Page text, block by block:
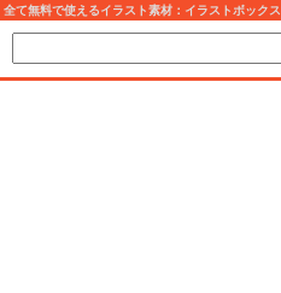
全て無料で使えるイラスト素材：イラストボックス